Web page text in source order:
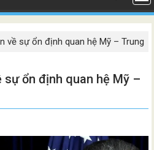
về sự ổn định quan hệ Mỹ – Trung
sự ổn định quan hệ Mỹ –